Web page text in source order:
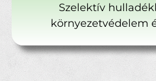
Szelektív
környezetvédelem